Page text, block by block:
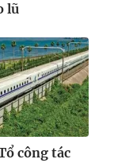
lũ
công tác